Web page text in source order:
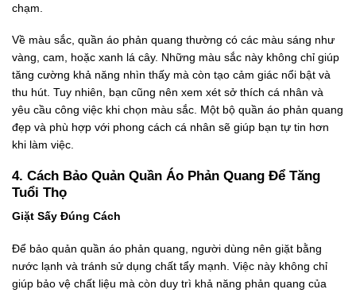
chạm.
Về màu sắc, quần áo phản quang thường có các màu sáng như
vàng, cam, hoặc xanh lá cây. Những màu sắc này không chỉ giúp
tăng cường khả năng nhìn thấy mà còn tạo cảm giác nổi bật và
thu hút. Tuy nhiên, bạn cũng nên xem xét sở thích cá nhân và
yêu cầu công việc khi chọn màu sắc. Một bộ quần áo phản quang
đẹp và phù hợp với phong cách cá nhân sẽ giúp bạn tự tin hơn
khi làm việc.
4. Cách Bảo Quản Quần Áo Phản Quang Để Tăng
Tuổi Thọ
Giặt Sấy Đúng Cách
Để bảo quản quần áo phản quang, người dùng nên giặt bằng
nước lạnh và tránh sử dụng chất tẩy mạnh. Việc này không chỉ
giúp bảo vệ chất liệu mà còn duy trì khả năng phản quang của